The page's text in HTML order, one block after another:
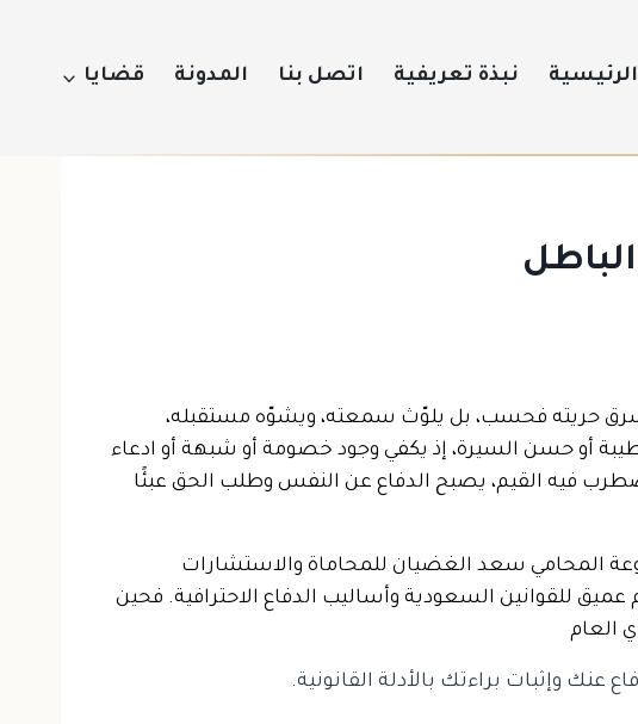
نبذة تعريفية اتصل بنا المدونة قضايا
يسرق حريته فحسب، بل يلوّث سمعته، ويشوّه مستقبله،
أو حسن السيرة، إذ يكفي وجود خصومة أو شبهة أو ادعاء
فيه القيم، يصبح الدفاع عن النفس وطلب الحق عبئًا
المحامي سعد الغضيان للمحاماة والاستشارات
عميق للقوانين السعودية وأساليب الدفاع الاحترافية. فحين
العام
وإثبات براءتك بالأدلة القانونية.